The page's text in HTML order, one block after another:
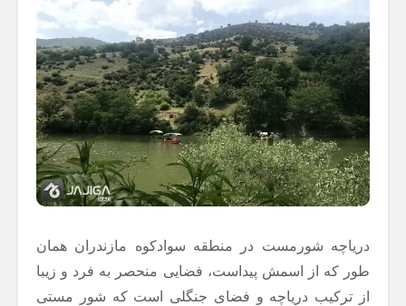
دریاچه شورمست در منطقه سوادکوه مازندران همان
طور که از اسمش پیداست، فضایی منحصر به فرد و زیبا
از ترکیب دریاچه و فضای جنگلی است که شور مستی